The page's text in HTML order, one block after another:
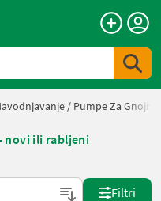
/ Pumpe Za
novi ili rabljeni
Filtri